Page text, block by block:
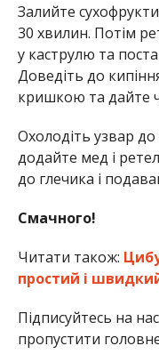
Залийте
30 хвилин. Потім
у каструлю та
Доведіть до
кришкою та дайте
Охолодіть узвар
додайте мед і
до глечика і
Смачного!
Читати також:
простий і
Підписуйтесь на
пропустити